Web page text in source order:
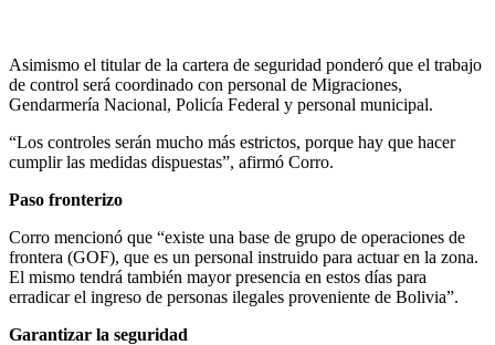
Asimismo el titular de la cartera de seguridad ponderó que el trabajo
de control será coordinado con personal de Migraciones,
Gendarmería Nacional, Policía Federal y personal municipal.
“Los controles serán mucho más estrictos, porque hay que hacer
cumplir las medidas dispuestas”, afirmó Corro.
Paso fronterizo
Corro mencionó que “existe una base de grupo de operaciones de
frontera (GOF), que es un personal instruido para actuar en la zona.
El mismo tendrá también mayor presencia en estos días para
erradicar el ingreso de personas ilegales proveniente de Bolivia”.
Garantizar la seguridad